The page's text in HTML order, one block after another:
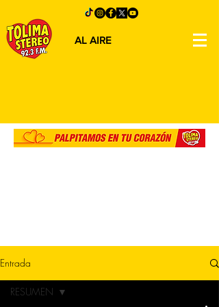
AL AIRE
Entrada
RESUMEN